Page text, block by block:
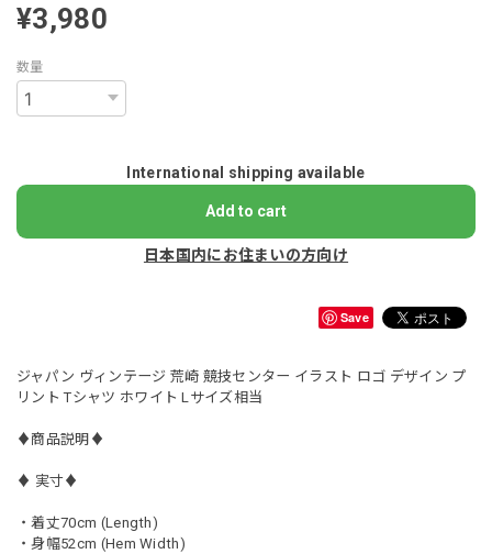
¥3,980
数量
International shipping available
Add to cart
日本国内にお住まいの方向け
Save
ジャパン ヴィンテージ 荒崎 競技センター イラスト ロゴ デザイン プ
リント Tシャツ ホワイト Lサイズ相当
♦︎商品説明♦︎
♦︎ 実寸♦︎
・着丈70cm (Length)
・身幅52cm (Hem Width)